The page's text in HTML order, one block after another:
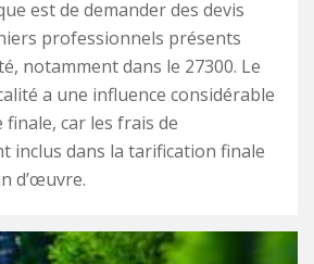
est de demander des devis
professionnels présents
notamment dans le 27300. Le
a une influence considérable
car les frais de
inclus dans la tarification finale
d’œuvre.